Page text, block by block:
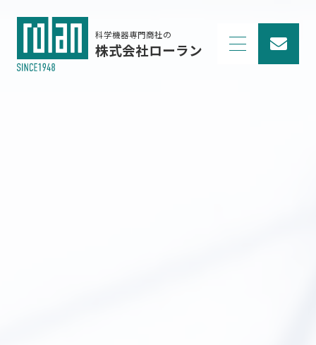
科学機器専門商社の
株式会社ローラン